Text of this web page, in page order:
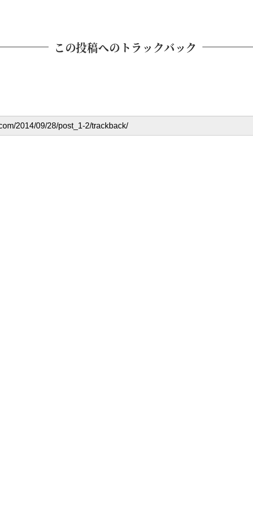
この投稿へのトラックバック